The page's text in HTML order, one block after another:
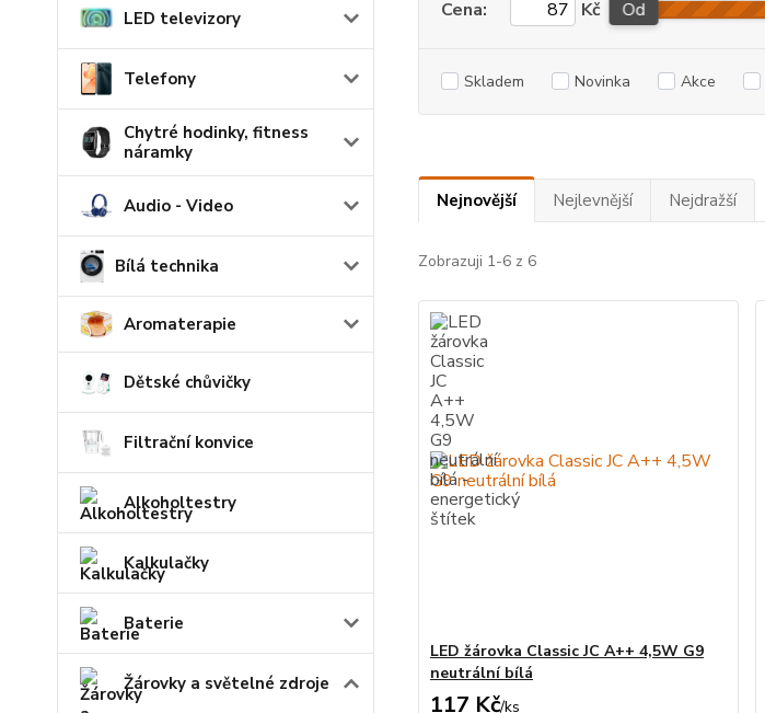
LED televizory
Telefony
Chytré hodinky, fitness
náramky
Audio - Video
Bílá technika
Aromaterapie
Dětské chůvičky
Filtrační konvice
Alkoholtestry
Kalkulačky
Baterie
Žárovky a světelné zdroje
Cena: Kč Od
Skladem Novinka Akce
Nejnovější Nejlevnější Nejdražší
Zobrazuji 1-6 z 6
LED žárovka Classic JC A++ 4,5W G9
neutrální bílá
117 Kč/ks